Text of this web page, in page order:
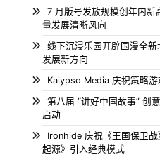
7 月版号发放规模创年内新
量发展清晰风向
线下沉浸乐园开辟国漫全
发展新方向
Kalypso Media 庆祝策略
第八届 “讲好中国故事” 创
启动
Ironhide 庆祝《王国保卫战
起源》引入经典模式